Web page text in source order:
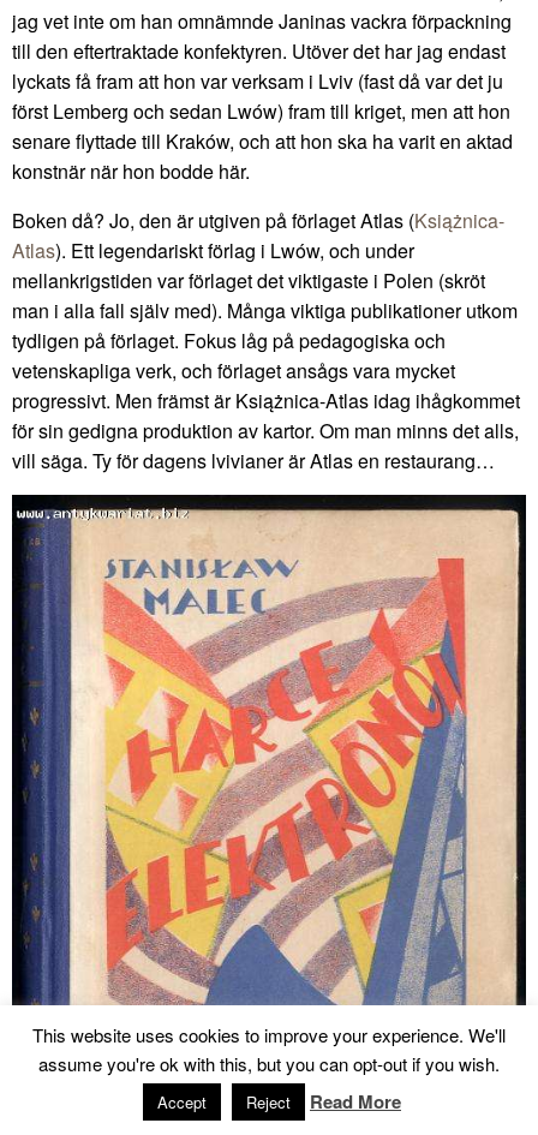
jag vet inte om han omnämnde Janinas vackra förpackning
till den eftertraktade konfektyren. Utöver det har jag endast
lyckats få fram att hon var verksam i Lviv (fast då var det ju
först Lemberg och sedan Lwów) fram till kriget, men att hon
senare flyttade till Kraków, och att hon ska ha varit en aktad
konstnär när hon bodde här.
Boken då? Jo, den är utgiven på förlaget Atlas (Książnica-
Atlas). Ett legendariskt förlag i Lwów, och under
mellankrigstiden var förlaget det viktigaste i Polen (skröt
man i alla fall själv med). Många viktiga publikationer utkom
tydligen på förlaget. Fokus låg på pedagogiska och
vetenskapliga verk, och förlaget ansågs vara mycket
progressivt. Men främst är Książnica-Atlas idag ihågkommet
för sin gedigna produktion av kartor. Om man minns det alls,
vill säga. Ty för dagens lvivianer är Atlas en restaurang…
This website uses cookies to improve your experience. We'll
assume you're ok with this, but you can opt-out if you wish.
Accept Reject Read More